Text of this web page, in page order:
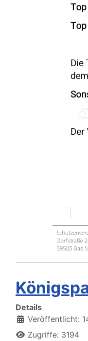
Details
Veröffentlicht:
Zugriffe: 3194